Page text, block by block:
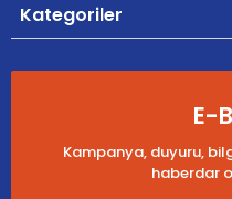
Kategoriler
E-
Kampanya, duyuru,
haberdar